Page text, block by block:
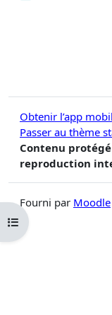
Ouvrir l’index du cours
Obtenir l’app
Passer au thème
Contenu
reproduction
Fourni par Moodle